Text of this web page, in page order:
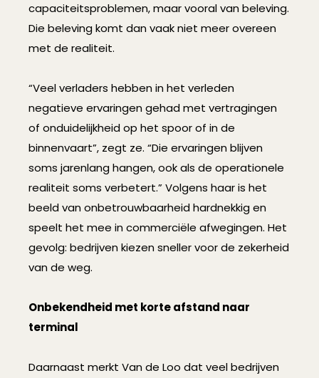
capaciteitsproblemen, maar vooral van beleving.
Die beleving komt dan vaak niet meer overeen
met de realiteit.
“Veel verladers hebben in het verleden
negatieve ervaringen gehad met vertragingen
of onduidelijkheid op het spoor of in de
binnenvaart”, zegt ze. “Die ervaringen blijven
soms jarenlang hangen, ook als de operationele
realiteit soms verbetert.” Volgens haar is het
beeld van onbetrouwbaarheid hardnekkig en
speelt het mee in commerciële afwegingen. Het
gevolg: bedrijven kiezen sneller voor de zekerheid
van de weg.
Onbekendheid met korte afstand naar
terminal
Daarnaast merkt Van de Loo dat veel bedrijven